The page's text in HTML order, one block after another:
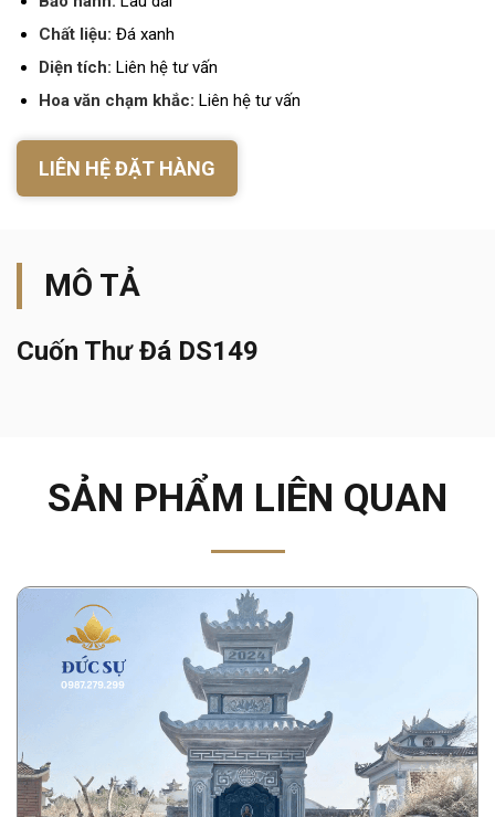
Chất liệu: Đá xanh
Diện tích: Liên hệ tư vấn
Hoa văn chạm khắc: Liên hệ tư vấn
LIÊN HỆ ĐẶT HÀNG
MÔ TẢ
Cuốn Thư Đá DS149
SẢN PHẨM LIÊN QUAN